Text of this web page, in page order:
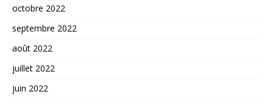
octobre 2022
septembre 2022
août 2022
juillet 2022
juin 2022